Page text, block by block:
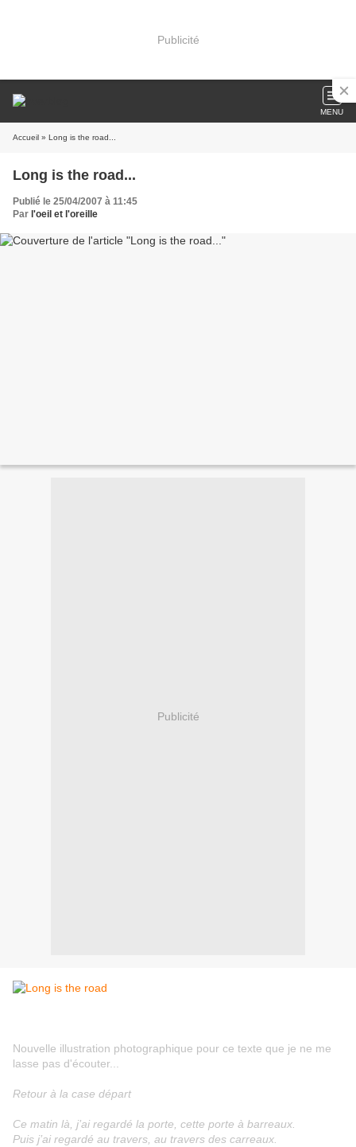
Publicité
MENU
Accueil » Long is the road...
Long is the road...
Publié le 25/04/2007 à 11:45
Par l'oeil et l'oreille
Publicité
Nouvelle illustration photographique pour ce texte que je ne me
lasse pas d'écouter...
Retour à la case départ
Ce matin là, j’ai regardé la porte, cette porte à barreaux.
Puis j’ai regardé au travers, au travers des carreaux.